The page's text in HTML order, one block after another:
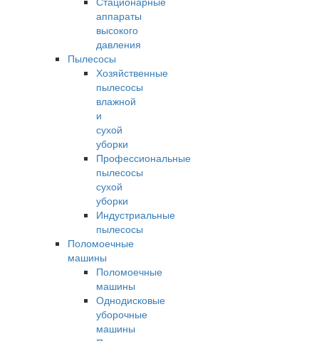
аппараты
высокого
давления
Пылесосы
Хозяйственные
пылесосы
влажной
и
сухой
уборки
Профессиональные
пылесосы
сухой
уборки
Индустриальные
пылесосы
Поломоечные
машины
Поломоечные
машины
Однодисковые
уборочные
машины